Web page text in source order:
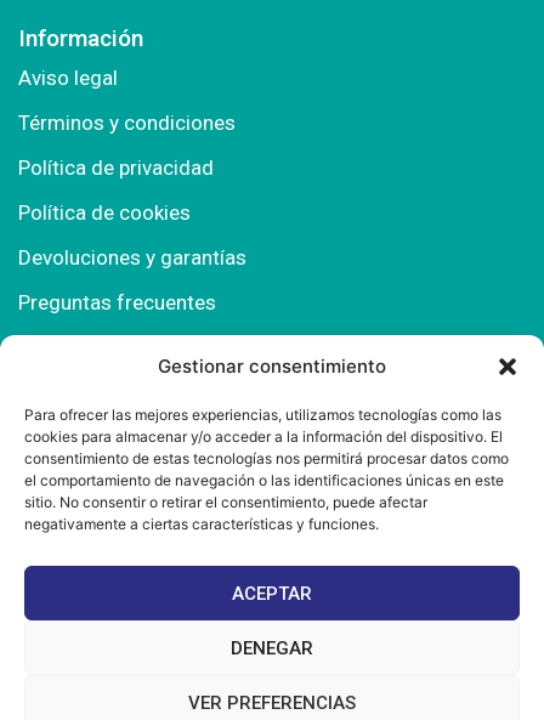
Gestionar consentimiento
Para ofrecer las mejores experiencias, utilizamos tecnologías como las
cookies para almacenar y/o acceder a la información del dispositivo. El
consentimiento de estas tecnologías nos permitirá procesar datos como
el comportamiento de navegación o las identificaciones únicas en este
sitio. No consentir o retirar el consentimiento, puede afectar
negativamente a ciertas características y funciones.
ACEPTAR
DENEGAR
VER PREFERENCIAS
Información
Aviso legal
Términos y condiciones
Política de privacidad
Política de cookies
Devoluciones y garantías
Preguntas frecuentes
Polígono Comercial Urbisur (Cita previa) 11130
Chiclana de la Fra. (Cádiz)
667 457 908
info@mantonesdelsur.com
mantonesdelsur@gmail.com